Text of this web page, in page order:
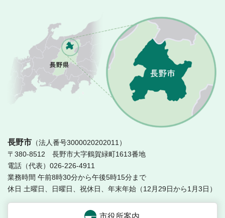
長野市 （法人番号3000020202011）
〒380-8512 長野市大字鶴賀緑町1613番地
電話（代表）026-226-4911
業務時間 午前8時30分から午後5時15分まで
休日 土曜日、日曜日、祝休日、年末年始（12月29日から1月3日）